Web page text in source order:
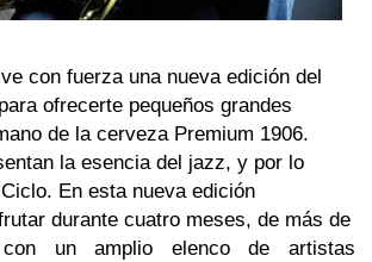
con fuerza una nueva edición del
para ofrecerte pequeños grandes
de la cerveza Premium 1906.
la esencia del jazz, y por lo
En esta nueva edición
durante cuatro meses, de más de
un amplio elenco de artistas